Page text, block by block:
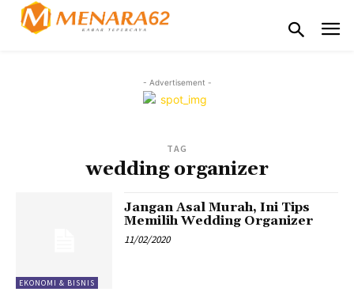
- Advertisement -
TAG
wedding organizer
EKONOMI & BISNIS
Jangan Asal Murah, Ini Tips
Memilih Wedding Organizer
11/02/2020